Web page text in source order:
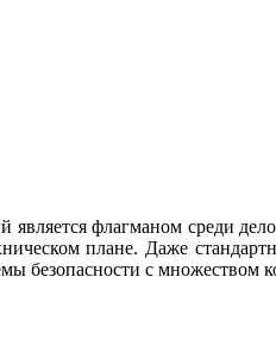
является флагманом среди
плане. Даже
безопасности с множеством